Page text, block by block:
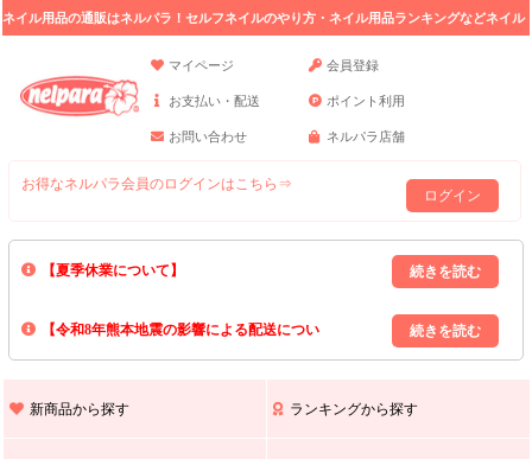
ネイル用品の通販はネルパラ！セルフネイルのやり方・ネイル用品ランキングなどネイル
マイページ
会員登録
お支払い・配送 ポイント利用
お問い合わせ ネルパラ店舗
お得なネルパラ会員のログインはこちら⇒
ログイン
【夏季休業について】
8/13(木)～8/16(日)の間｢出荷業務・お問い合わせ業務｣はお休みいたしま
上記期間中のご注文・お問い合わせは8/17(月)以降の対応となりますので
【令和8年熊本地震の影響による配送につい
また､ 九州全域でお荷物のお届けに遅延が生じております｡
新商品から探す ランキングから探す